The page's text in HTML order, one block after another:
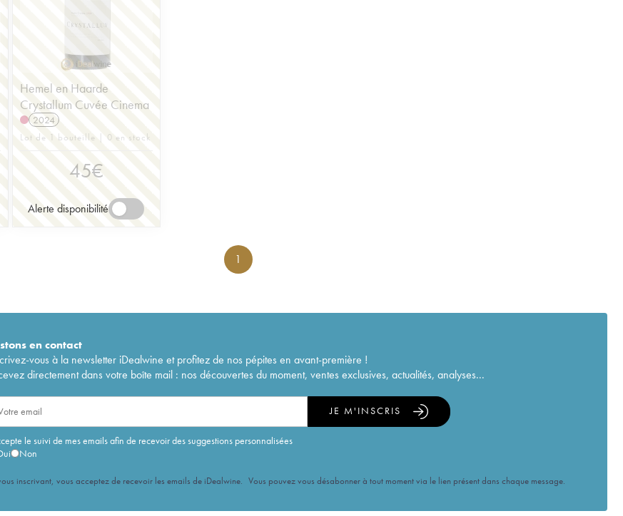
Hemel en Haarde
Crystallum Cuvée Cinema
2024
Lot de 1 bouteille | 0 en stock
45€
Alerte disponibilité
1
encontact
vous à la newsletter iDealwine et profitez de nos pépites en avant-première !
directement dans votre boîte mail : nos découvertes du moment, ventes exclusives, actualités, analyses...
le suivi de mes emails afin de recevoir des suggestions personnalisées
Non
JE M'INSCRIS
inscrivant, vous acceptez de recevoir les emails de iDealwine. Vous pouvez vous désabonner à tout moment via le lien présent dans chaque message.